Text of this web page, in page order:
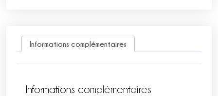
Informations complémentaires
Informations complémentaires